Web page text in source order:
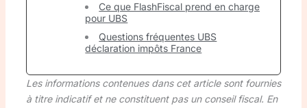
Ce que FlashFiscal prend en charge
pour UBS
Questions fréquentes UBS
déclaration impôts France
Les informations contenues dans cet article sont fournies
à titre indicatif et ne constituent pas un conseil fiscal. En